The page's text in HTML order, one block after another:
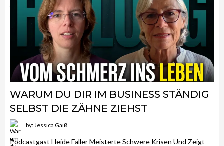
WARUM DU DIR IM BUSINESS STÄNDIG
SELBST DIE ZÄHNE ZIEHST
by: Jessica Gaiß
Podcastgast Heide Faller Meisterte Schwere Krisen Und Zeigt